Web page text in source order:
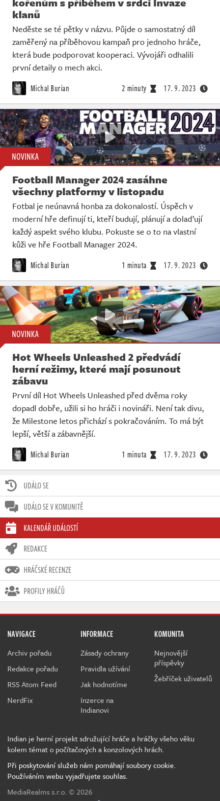
UDÁLO SE
UDÁLO SE V KOMUNITĚ
KALENDÁŘ UDÁLOSTÍ
REDAKCE
HRÁČSKÉ RECENZE
PROFILY HRÁČŮ
klanů
Neděste se té pětky v názvu. Půjde o samostatný díl
zaměřený na příběhovou kampaň pro jednoho hráče,
která bude podporovat kooperaci. Vývojáři odhalili
první detaily o mech akci.
Michal Burian 2 minuty 17. 9. 2023
NOVINKA
Football Manager 2024 zasáhne
všechny platformy v listopadu
Fotbal je neúnavná honba za dokonalostí. Úspěch v
moderní hře definují ti, kteří budují, plánují a dolaďují
každý aspekt svého klubu. Pokuste se o to na vlastní
kůži ve hře Football Manager 2024.
Michal Burian 1 minuta 17. 9. 2023
NOVINKA
Hot Wheels Unleashed 2 předvádí
herní režimy, které mají posunout
zábavu
První díl Hot Wheels Unleashed před dvěma roky
dopadl dobře, užili si ho hráči i novináři. Není tak divu,
že Milestone letos přichází s pokračováním. To má být
lepší, větší a zábavnější.
Michal Burian 1 minuta 17. 9. 2023
NAVIGACE
Archiv pořadu
Redakce pořadu
RSS Atom Feed
NerdFix
INFORMACE
Zásady ochrany
Pravidla užívání
Jak hodnotíme
Inzerce na
Indianovi
KOMUNITA
Nejnovější
příspěvky
Žebříček uživatelů
Indian je herní projekt sdružující hráče a hráčky všeho věku
kolem témat o počítačových a konzolových hrách.
Při poskytování služeb nám pomáhají soubory cookie.
Používáním webu vyjadřujete souhlas.
MediaRealms s.r.o. © 2026